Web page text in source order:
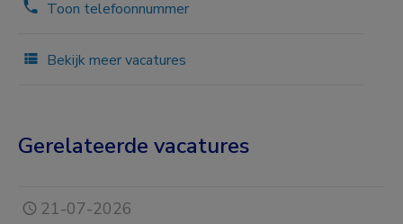
Toon telefoonnummer
Bekijk meer vacatures
Gerelateerde vacatures
21-07-2026